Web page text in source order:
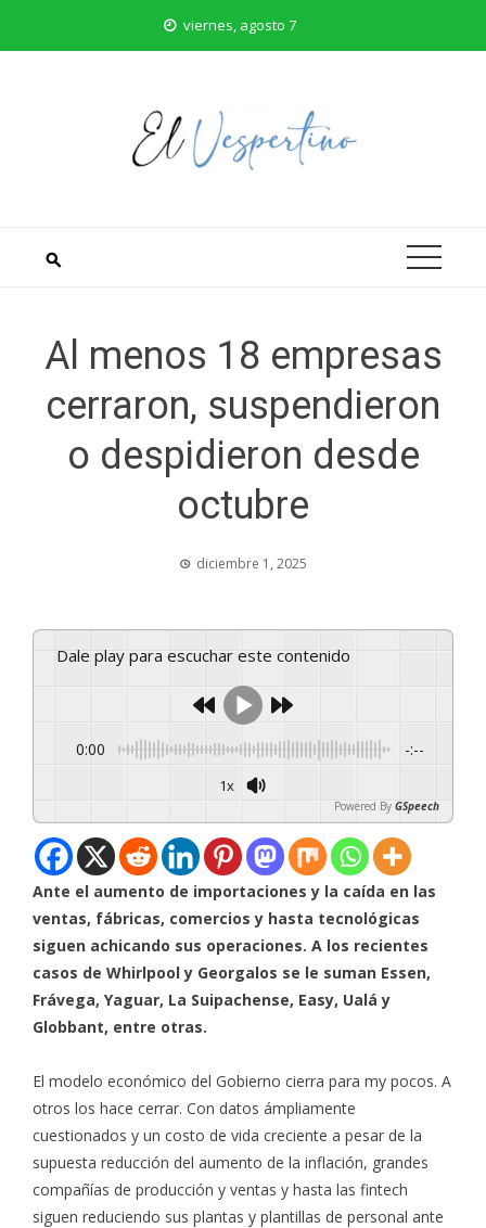
viernes, agosto 7
Al menos 18 empresas
cerraron, suspendieron
o despidieron desde
octubre
diciembre 1, 2025
Dale play para escuchar este contenido
0:00 -:--
1x
Powered By GSpeech
Ante el aumento de importaciones y la caída en las
ventas, fábricas, comercios y hasta tecnológicas
siguen achicando sus operaciones. A los recientes
casos de Whirlpool y Georgalos se le suman Essen,
Frávega, Yaguar, La Suipachense, Easy, Ualá y
Globbant, entre otras.
El modelo económico del Gobierno cierra para my pocos. A
otros los hace cerrar. Con datos ámpliamente
cuestionados y un costo de vida creciente a pesar de la
supuesta reducción del aumento de la inflación, grandes
compañías de producción y ventas y hasta las fintech
siguen reduciendo sus plantas y plantillas de personal ante